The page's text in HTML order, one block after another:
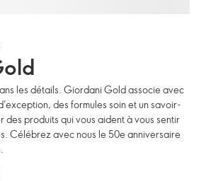
les détails. Giordani Gold associe avec
des formules soin et un savoir-
des produits qui vous aident à vous sentir
Célébrez avec nous le 50e anniversaire